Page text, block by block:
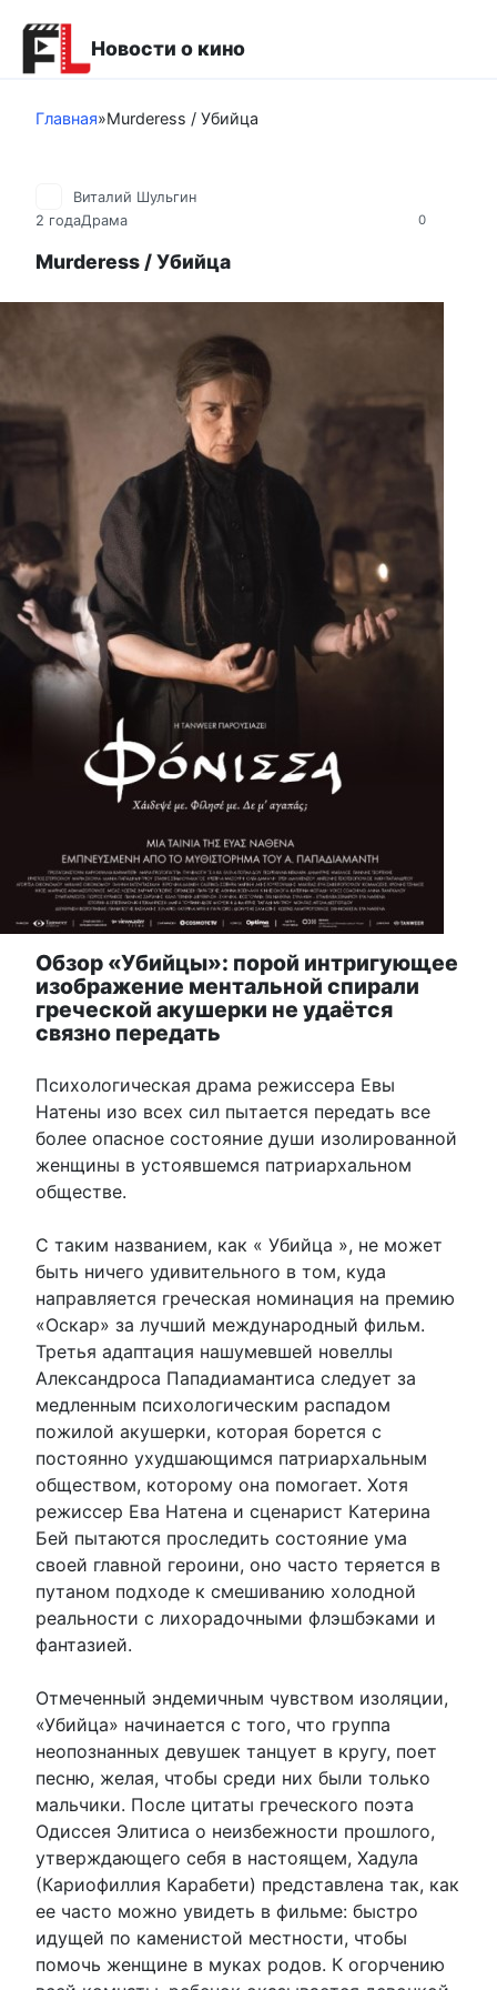
контенту
Новости о кино
Главная»Murderess / Убийца
0
Виталий Шульгин
2 годаДрама
Murderess / Убийца
Обзор «Убийцы»: порой интригующее
изображение ментальной спирали
греческой акушерки не удаётся
связно передать
Психологическая драма режиссера Евы
Натены изо всех сил пытается передать все
более опасное состояние души изолированной
женщины в устоявшемся патриархальном
обществе.
С таким названием, как « Убийца », не может
быть ничего удивительного в том, куда
направляется греческая номинация на премию
«Оскар» за лучший международный фильм.
Третья адаптация нашумевшей новеллы
Александроса Пападиамантиса следует за
медленным психологическим распадом
пожилой акушерки, которая борется с
постоянно ухудшающимся патриархальным
обществом, которому она помогает. Хотя
режиссер Ева Натена и сценарист Катерина
Бей пытаются проследить состояние ума
своей главной героини, оно часто теряется в
путаном подходе к смешиванию холодной
реальности с лихорадочными флэшбэками и
фантазией.
Отмеченный эндемичным чувством изоляции,
«Убийца» начинается с того, что группа
неопознанных девушек танцует в кругу, поет
песню, желая, чтобы среди них были только
мальчики. После цитаты греческого поэта
Одиссея Элитиса о неизбежности прошлого,
утверждающего себя в настоящем, Хадула
(Кариофиллия Карабети) представлена ​​так, как
ее часто можно увидеть в фильме: быстро
идущей по каменистой местности, чтобы
помочь женщине в муках родов. К огорчению